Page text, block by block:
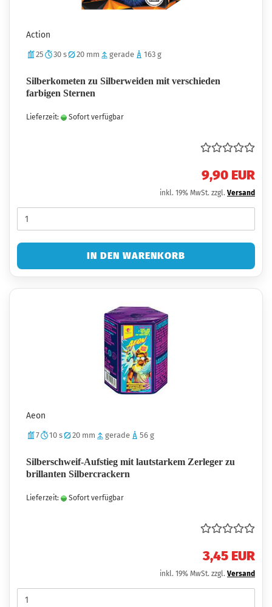
Action
25 30 s 20 mm gerade 163 g
Silberkometen zu Silberweiden mit verschieden
farbigen Sternen
Lieferzeit: Sofort verfügbar
9,90 EUR
inkl. 19% MwSt. zzgl. Versand
IN DEN WARENKORB
Aeon
7 10 s 20 mm gerade 56 g
Silberschweif-Aufstieg mit lautstarkem Zerleger zu
brillanten Silbercrackern
Lieferzeit: Sofort verfügbar
3,45 EUR
inkl. 19% MwSt. zzgl. Versand